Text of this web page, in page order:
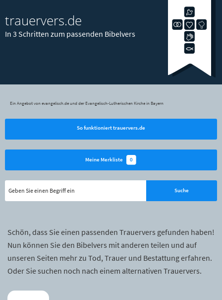
trauervers.de
In 3 Schritten zum passenden Bibelvers
Ein Angebot von evangelisch.de und der Evangelisch-Lutherischen Kirche in Bayern
So funktioniert trauervers.de
Meine Merkliste 0
Schön, dass Sie einen passenden Trauervers gefunden haben!
Nun können Sie den Bibelvers mit anderen teilen und auf
unseren Seiten mehr zu Tod, Trauer und Bestattung erfahren.
Oder Sie suchen noch nach einem alternativen Trauervers.